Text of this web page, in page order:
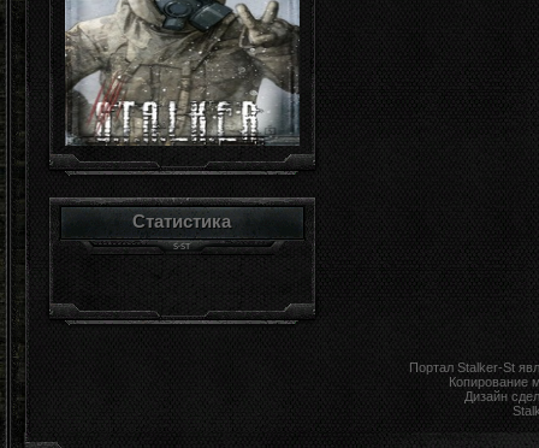
Статистика
Портал Stalker-St
Копирование
Дизайн